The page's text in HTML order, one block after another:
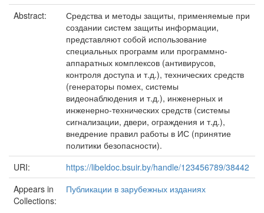
Abstract:
Средства и методы защиты, применяемые при
создании систем защиты информации,
представляют собой использование
специальных программ или программно-
аппаратных комплексов (антивирусов,
контроля доступа и т.д.), технических средств
(генераторы помех, системы
видеонаблюдения и т.д.), инженерных и
инженерно-технических средств (системы
сигнализации, двери, ограждения и т.д.),
внедрение правил работы в ИС (принятие
политики безопасности).
URI:
https://libeldoc.bsuir.by/handle/123456789/38442
Appears in
Collections:
Публикации в зарубежных изданиях